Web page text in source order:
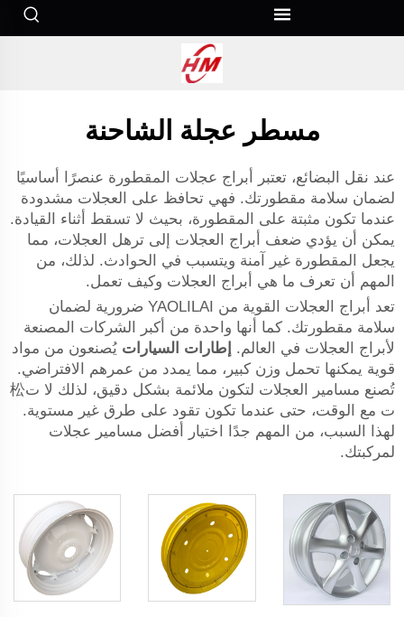
مسطر عجلة الشاحنة
عند نقل البضائع، تعتبر أبراج عجلات المقطورة عنصرًا أساسيًا
لضمان سلامة مقطورتك. فهي تحافظ على العجلات مشدودة
عندما تكون مثبتة على المقطورة، بحيث لا تسقط أثناء القيادة.
يمكن أن يؤدي ضعف أبراج العجلات إلى ترهل العجلات، مما
يجعل المقطورة غير آمنة ويتسبب في الحوادث. لذلك، من
المهم أن تعرف ما هي أبراج العجلات وكيف تعمل.
تعد أبراج العجلات القوية من YAOLILAI ضرورية لضمان
سلامة مقطورتك. كما أنها واحدة من أكبر الشركات المصنعة
لأبراج العجلات في العالم. إطارات السيارات يُصنعون من مواد
قوية يمكنها تحمل وزن كبير، مما يمدد من عمرهم الافتراضي.
تُصنع مسامير العجلات لتكون ملائمة بشكل دقيق، لذلك لا ت松
ت مع الوقت، حتى عندما تكون تقود على طرق غير مستوية.
لهذا السبب، من المهم جدًا اختيار أفضل مسامير عجلات
لمركبتك.